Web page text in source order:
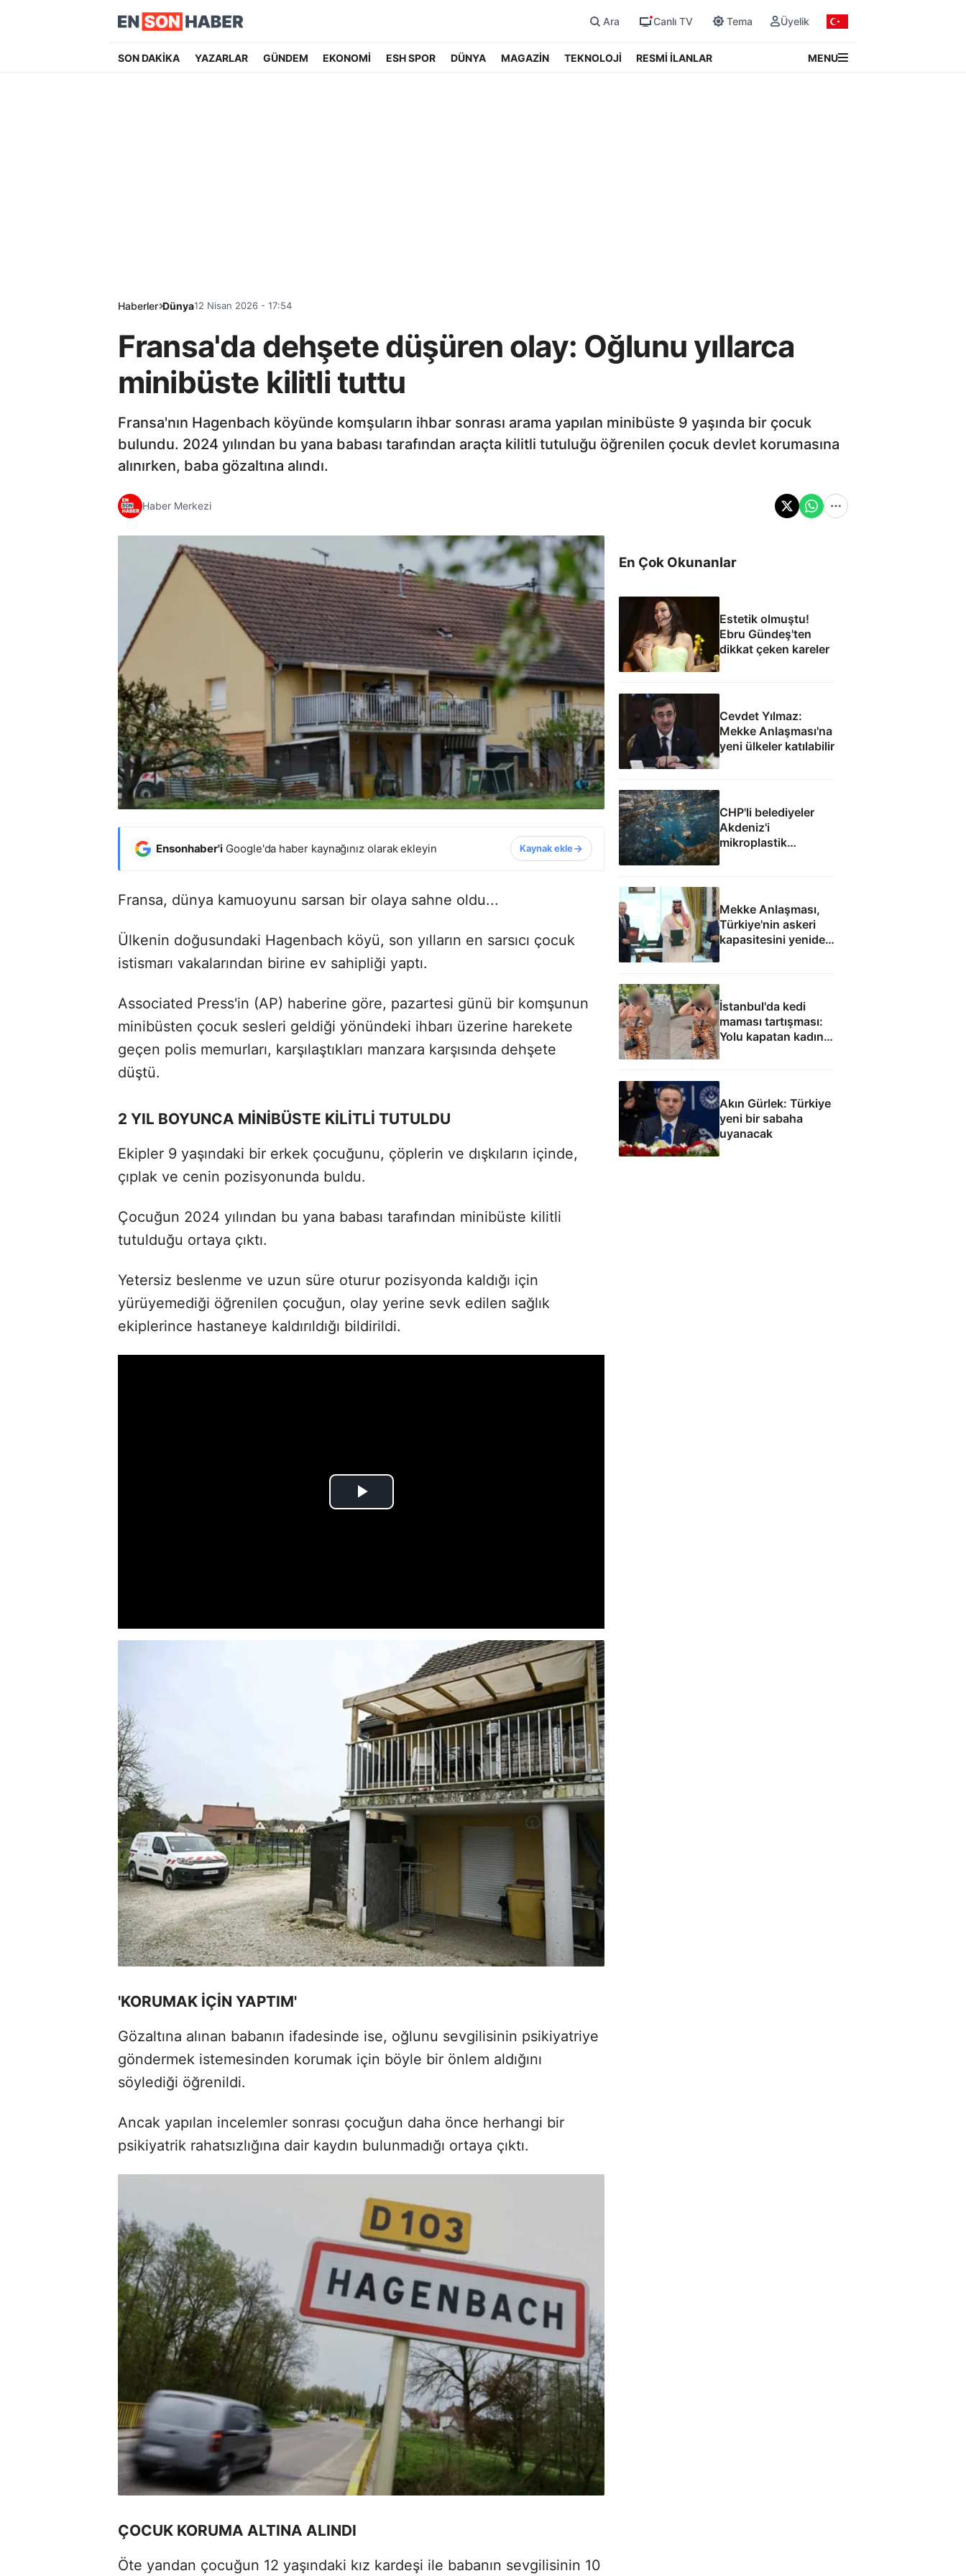
Ara Canlı TV Tema Üyelik
SON DAKİKA YAZARLAR GÜNDEM EKONOMİ ESH SPOR DÜNYA MAGAZİN TEKNOLOJİ RESMİ İLANLAR MENU
Haberler Dünya12 Nisan 2026 - 17:54
Fransa'da dehşete düşüren olay: Oğlunu yıllarca
minibüste kilitli tuttu
Fransa'nın Hagenbach köyünde komşuların ihbar sonrası arama yapılan minibüste 9 yaşında bir çocuk
bulundu. 2024 yılından bu yana babası tarafından araçta kilitli tutuluğu öğrenilen çocuk devlet korumasına
alınırken, baba gözaltına alındı.
Haber Merkezi
Ensonhaber'i Google'da haber kaynağınız olarak ekleyin Kaynak ekle
Fransa, dünya kamuoyunu sarsan bir olaya sahne oldu...
Ülkenin doğusundaki Hagenbach köyü, son yılların en sarsıcı çocuk
istismarı vakalarından birine ev sahipliği yaptı.
Associated Press'in (AP) haberine göre, pazartesi günü bir komşunun
minibüsten çocuk sesleri geldiği yönündeki ihbarı üzerine harekete
geçen polis memurları, karşılaştıkları manzara karşısında dehşete
düştü.
2 YIL BOYUNCA MİNİBÜSTE KİLİTLİ TUTULDU
Ekipler 9 yaşındaki bir erkek çocuğunu, çöplerin ve dışkıların içinde,
çıplak ve cenin pozisyonunda buldu.
Çocuğun 2024 yılından bu yana babası tarafından minibüste kilitli
tutulduğu ortaya çıktı.
Yetersiz beslenme ve uzun süre oturur pozisyonda kaldığı için
yürüyemediği öğrenilen çocuğun, olay yerine sevk edilen sağlık
ekiplerince hastaneye kaldırıldığı bildirildi.
'KORUMAK İÇİN YAPTIM'
Gözaltına alınan babanın ifadesinde ise, oğlunu sevgilisinin psikiyatriye
göndermek istemesinden korumak için böyle bir önlem aldığını
söylediği öğrenildi.
Ancak yapılan incelemler sonrası çocuğun daha önce herhangi bir
psikiyatrik rahatsızlığına dair kaydın bulunmadığı ortaya çıktı.
ÇOCUK KORUMA ALTINA ALINDI
Öte yandan çocuğun 12 yaşındaki kız kardeşi ile babanın sevgilisinin 10
En Çok Okunanlar
Estetik olmuştu!
Ebru Gündeş'ten
dikkat çeken kareler
Cevdet Yılmaz:
Mekke Anlaşması'na
yeni ülkeler katılabilir
CHP'li belediyeler
Akdeniz'i
mikroplastik
felaketine teslim etti
Mekke Anlaşması,
Türkiye'nin askeri
kapasitesini yeniden
uluslararası
gündemine getirdi
İstanbul'da kedi
maması tartışması:
Yolu kapatan kadın
gözaltında
Akın Gürlek: Türkiye
yeni bir sabaha
uyanacak